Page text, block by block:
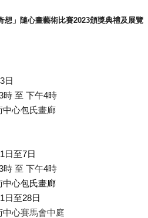
想」隨心畫藝術比賽2023頒獎典禮及展覽
3日
時 至 下午4時
中心包氏畫廊
1日至7日
時 至 下午4時
中心包氏畫廊
1日至28日
中心賽馬會中庭